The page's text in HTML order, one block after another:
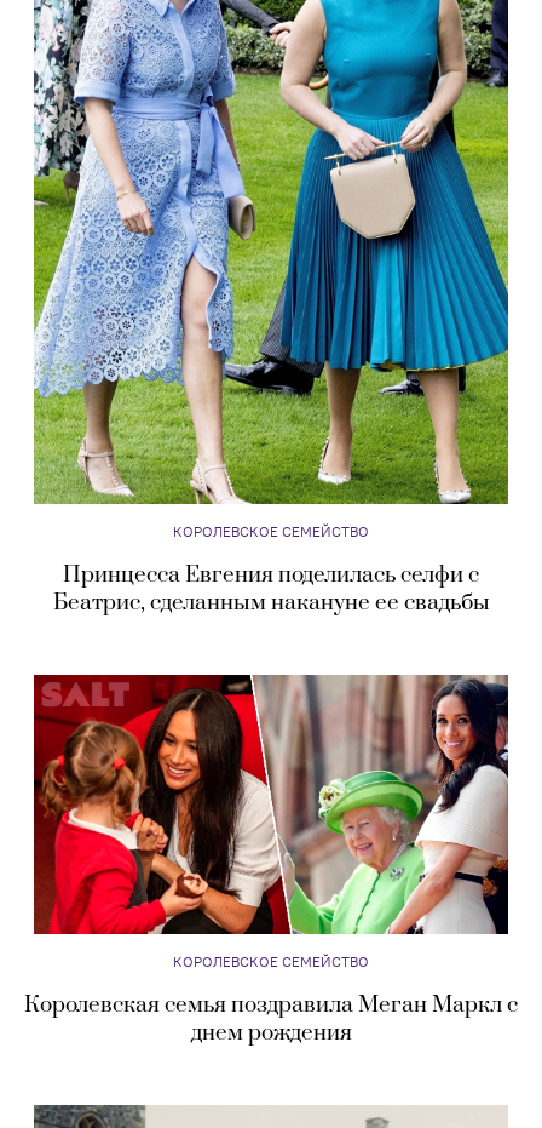
КОРОЛЕВСКОЕ СЕМЕЙСТВО
Принцесса Евгения поделилась селфи с
Беатрис, сделанным накануне ее свадьбы
КОРОЛЕВСКОЕ СЕМЕЙСТВО
Королевская семья поздравила Меган Маркл с
днем рождения